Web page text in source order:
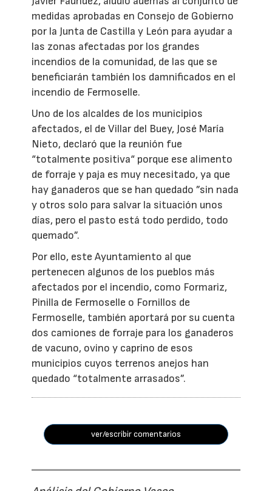
medidas aprobadas en Consejo de Gobierno
por la Junta de Castilla y León para ayudar a
las zonas afectadas por los grandes
incendios de la comunidad, de las que se
beneficiarán también los damnificados en el
incendio de Fermoselle.
Uno de los alcaldes de los municipios
afectados, el de Villar del Buey, José María
Nieto, declaró que la reunión fue
“totalmente positiva“ porque ese alimento
de forraje y paja es muy necesitado, ya que
hay ganaderos que se han quedado ”sin nada
y otros solo para salvar la situación unos
días, pero el pasto está todo perdido, todo
quemado”.
Por ello, este Ayuntamiento al que
pertenecen algunos de los pueblos más
afectados por el incendio, como Formariz,
Pinilla de Fermoselle o Fornillos de
Fermoselle, también aportará por su cuenta
dos camiones de forraje para los ganaderos
de vacuno, ovino y caprino de esos
municipios cuyos terrenos anejos han
quedado “totalmente arrasados”.
ver/escribir comentarios